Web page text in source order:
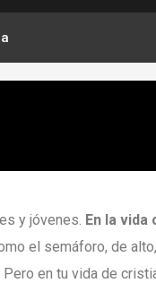
y jóvenes. En la
el semáforo, de
en tu vida de